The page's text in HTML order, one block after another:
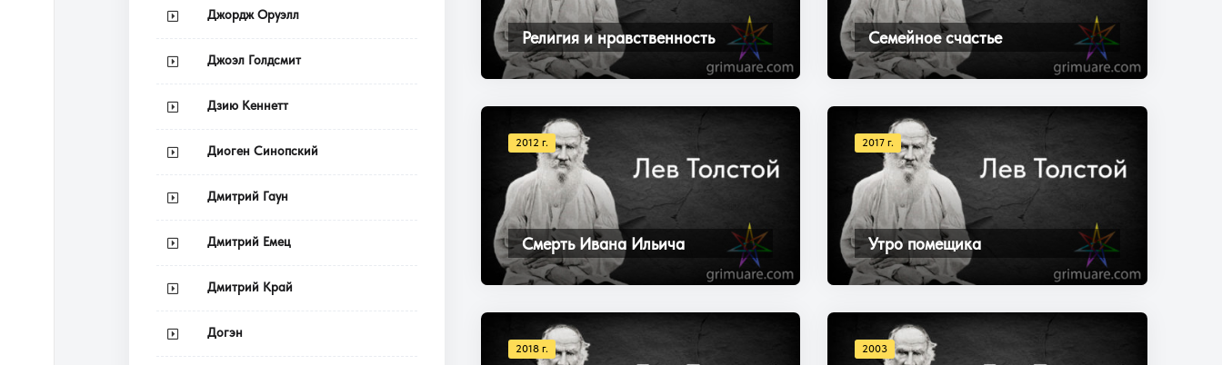
Религия и нравственность Семейное счастье
2012 г.
Смерть Ивана Ильича
2017 г.
Утро помещика
2018 г. 2003
Джордж Оруэлл
Джоэл Голдсмит
Дзию Кеннетт
Диоген Синопский
Дмитрий Гаун
Дмитрий Емец
Дмитрий Край
Догэн